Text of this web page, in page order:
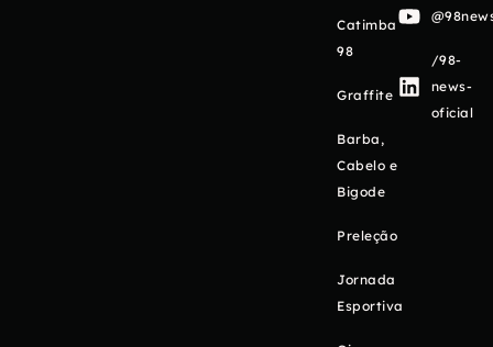
Catimba
98
Graffite
Barba,
Cabelo e
Bigode
Preleção
Jornada
Esportiva
/98-
news-
oficial